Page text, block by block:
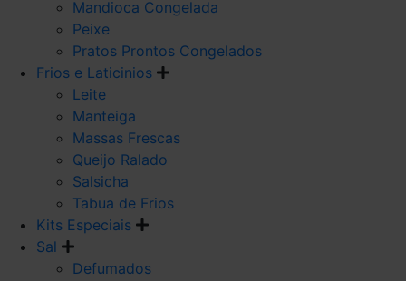
Mandioca Congelada
Peixe
Pratos Prontos Congelados
Frios e Laticinios
Leite
Manteiga
Massas Frescas
Queijo Ralado
Salsicha
Tabua de Frios
Kits Especiais
Sal
Defumados